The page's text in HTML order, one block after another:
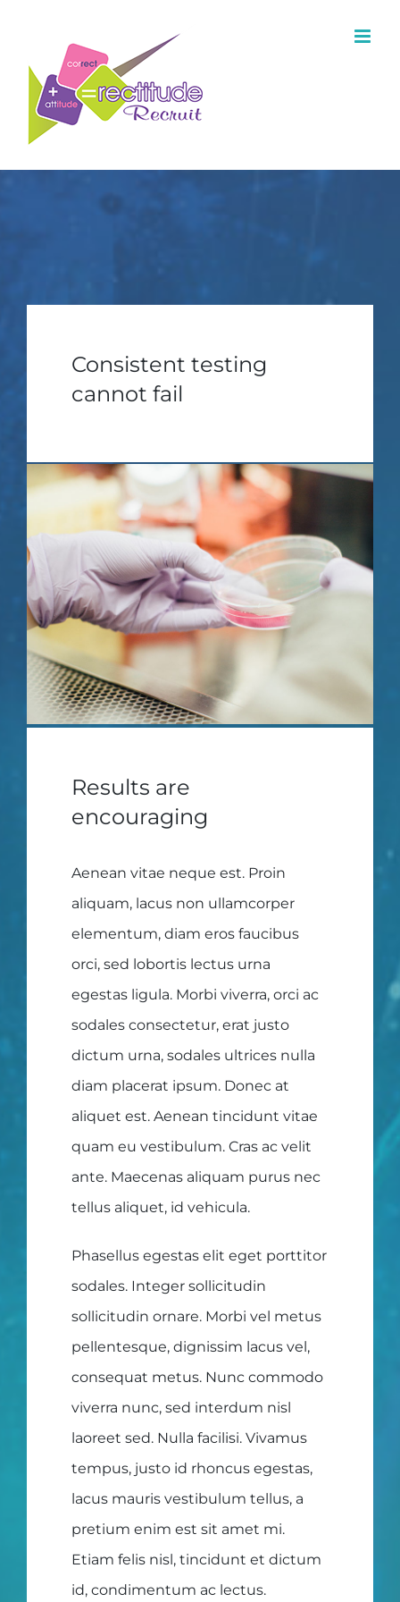
Consistent testing
cannot fail
Results are
encouraging
Aenean vitae neque est. Proin
aliquam, lacus non ullamcorper
elementum, diam eros faucibus
orci, sed lobortis lectus urna
egestas ligula. Morbi viverra, orci ac
sodales consectetur, erat justo
dictum urna, sodales ultrices nulla
diam placerat ipsum. Donec at
aliquet est. Aenean tincidunt vitae
quam eu vestibulum. Cras ac velit
ante. Maecenas aliquam purus nec
tellus aliquet, id vehicula.
Phasellus egestas elit eget porttitor
sodales. Integer sollicitudin
sollicitudin ornare. Morbi vel metus
pellentesque, dignissim lacus vel,
consequat metus. Nunc commodo
viverra nunc, sed interdum nisl
laoreet sed. Nulla facilisi. Vivamus
tempus, justo id rhoncus egestas,
lacus mauris vestibulum tellus, a
pretium enim est sit amet mi.
Etiam felis nisl, tincidunt et dictum
id, condimentum ac lectus.